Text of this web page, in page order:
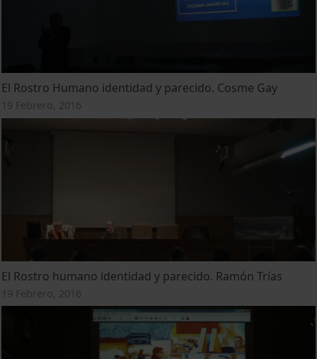
El Rostro Humano identidad y parecido. Cosme Gay
19 Febrero, 2016
El Rostro humano identidad y parecido. Ramón Trías
19 Febrero, 2016